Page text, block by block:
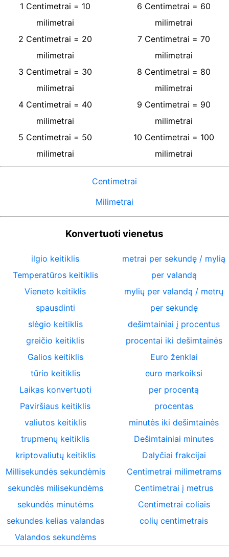
1 Centimetrai = 10
milimetrai
2 Centimetrai = 20
milimetrai
3 Centimetrai = 30
milimetrai
4 Centimetrai = 40
milimetrai
5 Centimetrai = 50
milimetrai
6 Centimetrai = 60
milimetrai
7 Centimetrai = 70
milimetrai
8 Centimetrai = 80
milimetrai
9 Centimetrai = 90
milimetrai
10 Centimetrai = 100
milimetrai
Centimetrai
Milimetrai
Konvertuoti vienetus
ilgio keitiklis
Temperatūros keitiklis
Vieneto keitiklis
spausdinti
slėgio keitiklis
greičio keitiklis
Galios keitiklis
tūrio keitiklis
Laikas konvertuoti
Paviršiaus keitiklis
valiutos keitiklis
trupmenų keitiklis
kriptovaliutų keitiklis
Millisekundės sekundėmis
sekundės milisekundėms
sekundės minutėms
sekundes kelias valandas
Valandos sekundėms
metrai per sekundę / mylią
per valandą
mylių per valandą / metrų
per sekundę
dešimtainiai į procentus
procentai iki dešimtainės
Euro ženklai
euro markoiksi
per procentą
procentas
minutės iki dešimtainės
Dešimtainiai minutes
Dalyčiai frakcijai
Centimetrai milimetrams
Centimetrai į metrus
Centimetrai coliais
colių centimetrais